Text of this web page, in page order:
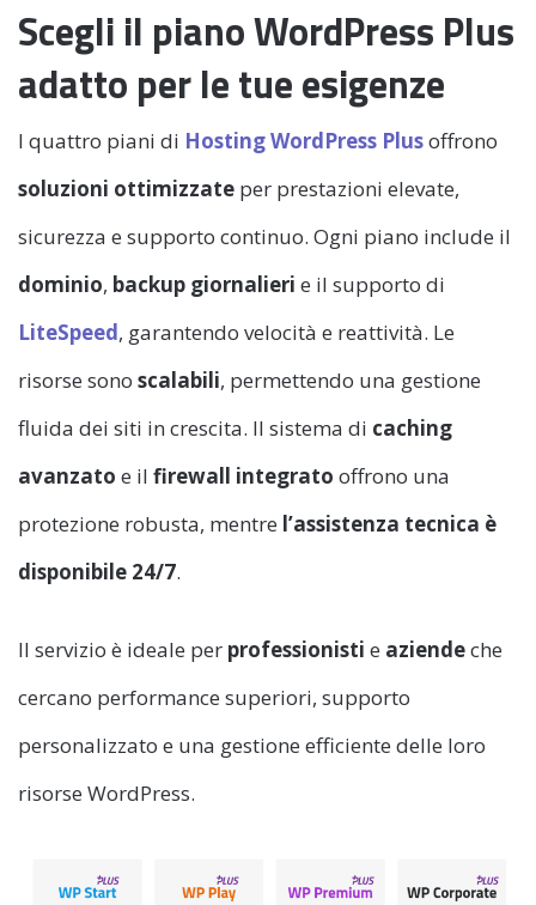
Scegli il piano WordPress Plus
adatto per le tue esigenze
I quattro piani di Hosting WordPress Plusoffrono
soluzioni ottimizzate per prestazioni elevate,
sicurezza e supporto continuo. Ogni piano include il
dominio, backup giornalieri e il supporto di
LiteSpeed, garantendo velocità e reattività. Le
risorse sono scalabili, permettendo una gestione
fluida dei siti in crescita. Il sistema di caching
avanzato e il firewall integrato offrono una
protezione robusta, mentre l’assistenza tecnica è
disponibile 24/7.
Il servizio è ideale per professionisti e aziendeche
cercano performance superiori, supporto
personalizzato e una gestione efficiente delle loro
risorse WordPress.